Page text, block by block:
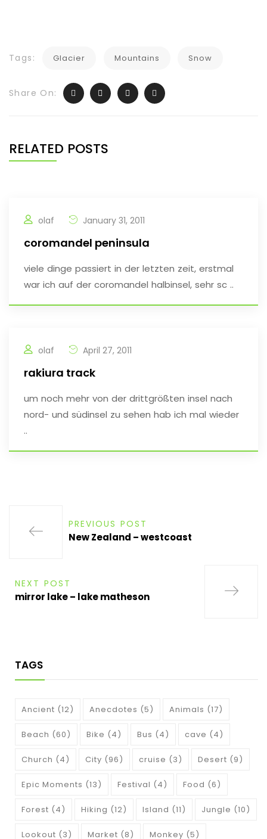
Tags: Glacier Mountains Snow
Share On:
RELATED POSTS
olaf January 31, 2011
coromandel peninsula
viele dinge passiert in der letzten zeit, erstmal
war ich auf der coromandel halbinsel, sehr sc ..
olaf April 27, 2011
rakiura track
um noch mehr von der drittgrößten insel nach
nord- und südinsel zu sehen hab ich mal wieder
..
PREVIOUS POST
New Zealand – westcoast
NEXT POST
mirror lake – lake matheson
TAGS
Ancient (12) Anecdotes (5) Animals (17)
Beach (60) Bike (4) Bus (4) cave (4)
Church (4) City (96) cruise (3) Desert (9)
Epic Moments (13) Festival (4) Food (6)
Forest (4) Hiking (12) Island (11) Jungle (10)
Lookout (3) Market (8) Monkey (5)